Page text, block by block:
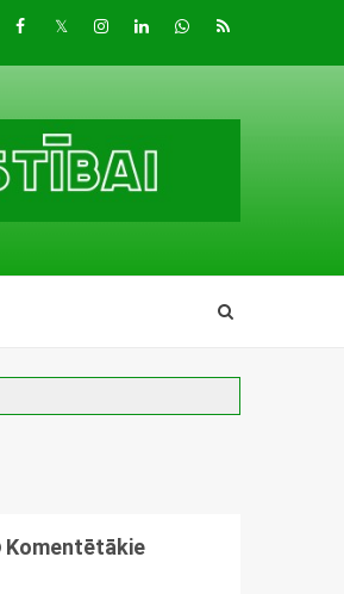
Facebook
TwitterInstagram
LinkedInwhatsapp
RSS
Komentētākie